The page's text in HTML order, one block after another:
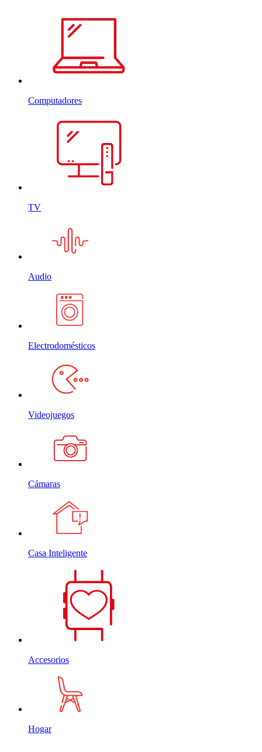
Computadores
TV
Audio
Electrodomésticos
Videojuegos
Cámaras
Casa Inteligente
Accesorios
Hogar